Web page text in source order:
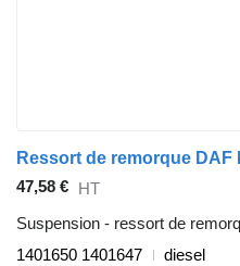
47,58 € HT
Suspension - ressort de
1401650 1401647
diesel